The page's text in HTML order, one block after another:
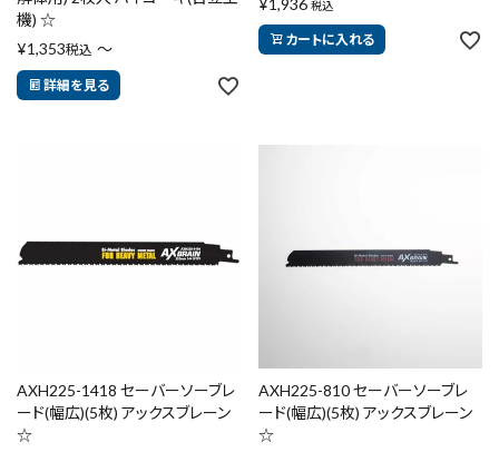
機) ☆
¥1,353税込 〜
詳細を見る
¥1,936 税込
カートに入れる
AXH225-1418 セーバーソーブレ
ード(幅広)(5枚) アックスブレーン
☆
AXH225-810 セーバーソーブレ
ード(幅広)(5枚) アックスブレーン
☆